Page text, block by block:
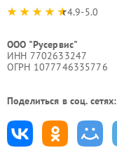
4.9-5.0
ООО "Русервис"
ИНН 7702633247
ОГРН 1077746335776
Поделиться в соц. сетях: